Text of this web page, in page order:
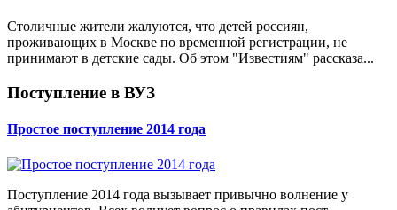
Столичные жители жалуются, что детей россиян,
проживающих в Москве по временной регистрации, не
принимают в детские сады. Об этом "Известиям" рассказа...
Поступление в ВУЗ
Простое поступление 2014 года
Поступление 2014 года вызывает привычно волнение у